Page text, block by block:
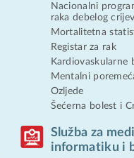
Nacionalni
raka debelog
Mortalitetna
Registar za rak
Kardiovaskularne
Mentalni
Ozljede
Šećerna bolest i
Služba za
informatiku i